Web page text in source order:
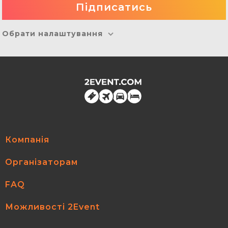
Обрати налаштування
Компанія
Організаторам
FAQ
Можливості 2Event